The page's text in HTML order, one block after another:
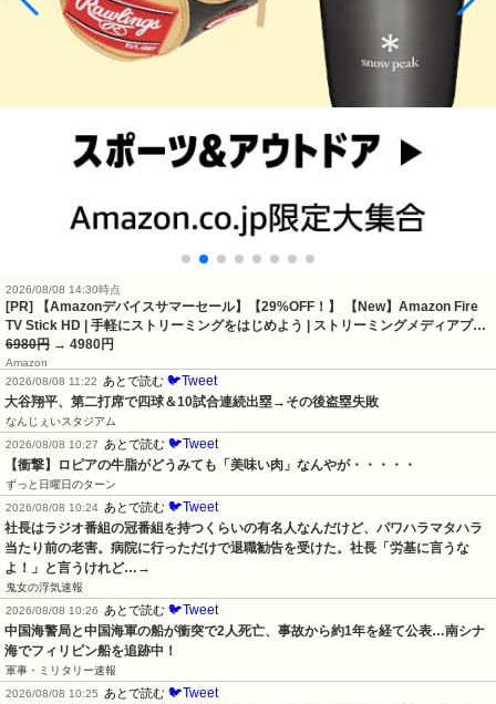
2026/08/08 14:30時点
[PR] 【Amazonデバイスサマーセール】【29%OFF！】 【New】Amazon Fire
TV Stick HD | 手軽にストリーミングをはじめよう | ストリーミングメディアプ…
6980円 → 4980円
Amazon
2026/08/08 11:22
あとで読む 🐦Tweet
大谷翔平、第二打席で四球＆10試合連続出塁→その後盗塁失敗
なんじぇいスタジアム
2026/08/08 10:27
あとで読む 🐦Tweet
【衝撃】ロピアの牛脂がどうみても「美味い肉」なんやが・・・・・
ずっと日曜日のターン
2026/08/08 10:24 あとで読む 🐦Tweet
社長はラジオ番組の冠番組を持つくらいの有名人なんだけど、パワハラマタハラ
当たり前の老害。病院に行っただけで退職勧告を受けた。社長「労基に言うな
よ！」と言うけれど…→
鬼女の浮気速報
2026/08/08 10:26
あとで読む 🐦Tweet
中国海警局と中国海軍の船が衝突で2人死亡、事故から約1年を経て公表…南シナ
海でフィリピン船を追跡中！
軍事・ミリタリー速報
2026/08/08 10:25
あとで読む 🐦Tweet